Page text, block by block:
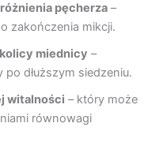
pęcherza–
zakończenia mikcji.
miednicy –
dłuższym siedzeniu.
witalności – który może
równowagi